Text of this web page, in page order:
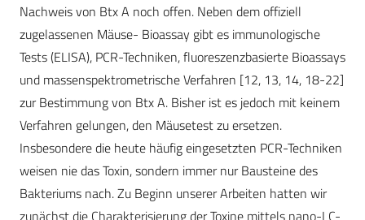
Nachweis von Btx A noch offen. Neben dem offiziell
zugelassenen Mäuse- Bioassay gibt es immunologische
Tests (ELISA), PCR-Techniken, fluoreszenzbasierte Bioassays
und massenspektrometrische Verfahren [12, 13, 14, 18-22]
zur Bestimmung von Btx A. Bisher ist es jedoch mit keinem
Verfahren gelungen, den Mäusetest zu ersetzen.
Insbesondere die heute häufig eingesetzten PCR-Techniken
weisen nie das Toxin, sondern immer nur Bausteine des
Bakteriums nach. Zu Beginn unserer Arbeiten hatten wir
zunächst die Charakterisierung der Toxine mittels nano-LC-